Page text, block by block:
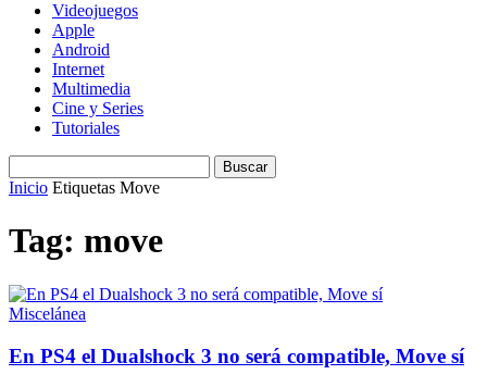
Videojuegos
Apple
Android
Internet
Multimedia
Cine y Series
Tutoriales
Inicio Etiquetas Move
Tag: move
Miscelánea
En PS4 el Dualshock 3 no será compatible, Move sí